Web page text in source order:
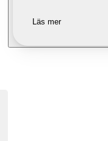
Läs mer